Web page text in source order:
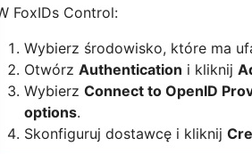
FoxIDs Control:
Wybierz środowisko, które ma
Otwórz Authentication i kliknij
Wybierz Connect to OpenID
options.
Skonfiguruj dostawcę i kliknij